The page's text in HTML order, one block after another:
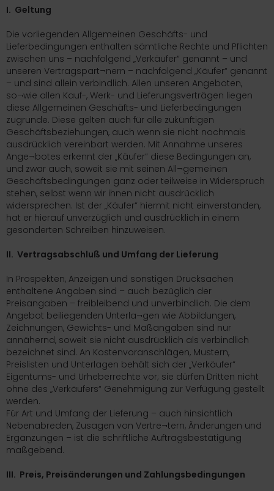
I. Geltung
Die vorliegenden Allgemeinen Geschäfts- und
Lieferbedingungen enthalten sämtliche Rechte und Pflichten
zwischen uns – nachfolgend „Verkäufer“ genannt – und
unseren Vertragspart¬nern – nachfolgend „Käufer“ genannt
– und sind allein verbindlich. Allen unseren Angeboten,
so¬wie allen Kauf-, Werk- und Lieferungsverträgen liegen
diese Allgemeinen Geschäfts- und Lieferbedingungen
zugrunde. Diese gelten auch für alle zukünftigen
Geschäftsbeziehungen, auch wenn sie nicht nochmals
ausdrücklich vereinbart werden. Mit Annahme unseres
Ange¬botes erkennt der „Käufer“ diese Bedingungen an,
und zwar auch, soweit sie mit seinen All¬gemeinen
Geschäftsbedingungen ganz oder teilweise in Widerspruch
stehen, selbst wenn wir ihnen nicht ausdrücklich
widersprechen. Ist der „Käufer“ hiermit nicht einverstanden,
hat er hierauf unverzüglich und ausdrücklich in einem
gesonderten Schreiben hinzuweisen.
II. Vertragsabschluß und Umfang der Lieferung
In Prospekten, Anzeigen und sonstigen Drucksachen
enthaltene Angaben sind – auch bezüglich der
Preisangaben – freibleibend und unverbindlich. Die dem
Angebot beiliegenden Unterla¬gen wie Abbildungen,
Zeichnungen, Gewichts- und Maßangaben sind nur
annähernd, soweit sie nicht ausdrücklich als verbindlich
bezeichnet sind. An Kostenvoranschlägen, Mustern,
Preislisten und Unterlagen behält sich der „Verkäufer“
Eigentums- und Urheberrechte vor; sie dürfen Dritten nicht
ohne des „Verkäufers“ Genehmigung zur Verfügung gestellt
werden.
Für Art und Umfang der Lieferung – auch hinsichtlich
Nebenabreden, Zusagen von Vertre¬tern, Änderungen und
Ergänzungen – ist die schriftliche Auftragsbestätigung
maßgebend.
III. Preis, Preisänderungen und Zahlungsbedingungen
Taschen
Ersatzteile
Ersatzteile
Teile
Ersatzteile